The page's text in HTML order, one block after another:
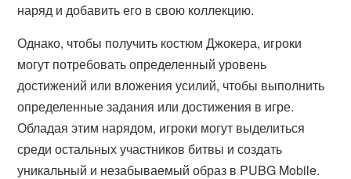
наряд и добавить его в свою коллекцию.
Однако, чтобы получить костюм Джокера, игроки
могут потребовать определенный уровень
достижений или вложения усилий, чтобы выполнить
определенные задания или достижения в игре.
Обладая этим нарядом, игроки могут выделиться
среди остальных участников битвы и создать
уникальный и незабываемый образ в PUBG Mobile.